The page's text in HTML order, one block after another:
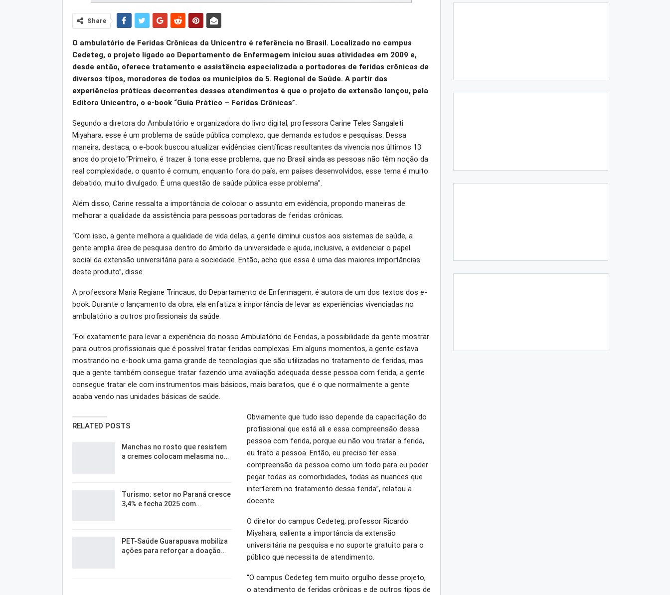
Share
O ambulatório de Feridas Crônicas da Unicentro é referência no Brasil. Localizado no campus
Cedeteg, o projeto ligado ao Departamento de Enfermagem iniciou suas atividades em 2009 e,
desde então, oferece tratamento e assistência especializada a portadores de feridas crônicas de
diversos tipos, moradores de todas os municípios da 5. Regional de Saúde. A partir das
experiências práticas decorrentes desses atendimentos é que o projeto de extensão lançou, pela
Editora Unicentro, o e-book “Guia Prático – Feridas Crônicas”.
Segundo a diretora do Ambulatório e organizadora do livro digital, professora Carine Teles Sangaleti
Miyahara, esse é um problema de saúde pública complexo, que demanda estudos e pesquisas. Dessa
maneira, destaca, o e-book buscou atualizar evidências científicas resultantes da vivencia nos últimos 13
anos do projeto.“Primeiro, é trazer à tona esse problema, que no Brasil ainda as pessoas não têm noção da
real complexidade, o quanto é comum, enquanto fora do país, em países desenvolvidos, esse tema é muito
debatido, muito divulgado. É uma questão de saúde pública esse problema”.
Além disso, Carine ressalta a importância de colocar o assunto em evidência, propondo maneiras de
melhorar a qualidade da assistência para pessoas portadoras de feridas crônicas.
“Com isso, a gente melhora a qualidade de vida delas, a gente diminui custos aos sistemas de saúde, a
gente amplia área de pesquisa dentro do âmbito da universidade e ajuda, inclusive, a evidenciar o papel
social da extensão universitária para a sociedade. Então, acho que essa é uma das maiores importâncias
deste produto”, disse.
A professora Maria Regiane Trincaus, do Departamento de Enfermagem, é autora de um dos textos dos e-
book. Durante o lançamento da obra, ela enfatiza a importância de levar as experiências vivenciadas no
ambulatório a outros profissionais da saúde.
“Foi exatamente para levar a experiência do nosso Ambulatório de Feridas, a possibilidade da gente mostrar
para outros profissionais que é possível tratar feridas complexas. Em alguns momentos, a gente estava
mostrando no e-book uma gama grande de tecnologias que são utilizadas no tratamento de feridas, mas
que a gente também consegue tratar fazendo uma avaliação adequada desse pessoa com ferida, a gente
consegue tratar ele com instrumentos mais básicos, mais baratos, que é o que normalmente a gente
acaba vendo nas unidades básicas de saúde.
RELATED POSTS
Manchas no rosto que resistem
a cremes colocam melasma no…
Turismo: setor no Paraná cresce
3,4% e fecha 2025 com…
PET-Saúde Guarapuava mobiliza
ações para reforçar a doação…
Obviamente que tudo isso depende da capacitação do
profissional que está ali e essa compreensão dessa
pessoa com ferida, porque eu não vou tratar a ferida,
eu trato a pessoa. Então, eu preciso ter essa
compreensão da pessoa como um todo para eu poder
pegar todas as comorbidades, todas as nuances que
interferem no tratamento dessa ferida”, relatou a
docente.
O diretor do campus Cedeteg, professor Ricardo
Miyahara, salienta a importância da extensão
universitária na pesquisa e no suporte gratuito para o
público que necessita de atendimento.
“O campus Cedeteg tem muito orgulho desse projeto,
o atendimento de feridas crônicas e de outros tipos de